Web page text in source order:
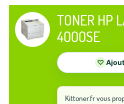
TONER HP
4000SE
♡
Kittoner.fr vous